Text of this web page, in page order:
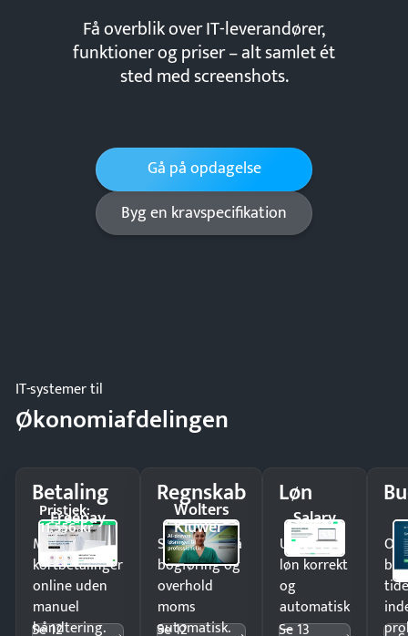
Få overblik over IT-leverandører,
funktioner og priser – alt samlet ét
sted med screenshots.
Gå på opdagelse
Byg en kravspecifikation
IT-systemer til
Økonomiafdelingen
Betaling
Freepay
Pristjek:
11.556 kr
Modtag
kortbetalinger
online uden
manuel
håndtering.
Se 12
Regnskab
Wolters
Kluwer
Spar timer på
bogføring og
overhold
moms
automatisk.
Se 12
Løn
Salary
Udbetal
løn korrekt
og
automatisk
—
Se 13